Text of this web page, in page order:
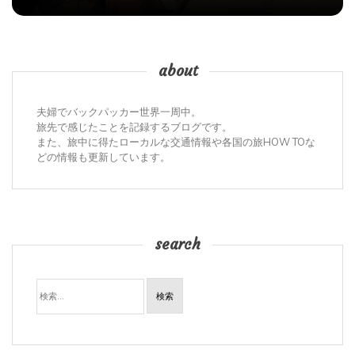
about
夫婦でバックパッカー世界一周中。
旅先で感じたことを記録するブログです。
また、旅中に得たローカルな交通情報や各国の旅HOW TOな
どの情報も更新しています。
search
検
索: